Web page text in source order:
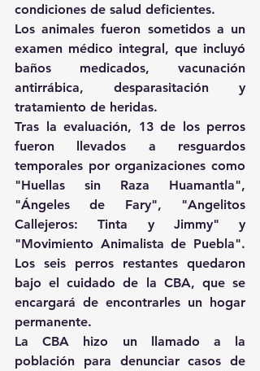
condiciones de salud deficientes.
Los animales fueron sometidos a un
examen médico integral, que incluyó
baños medicados, vacunación
antirrábica, desparasitación y
tratamiento de heridas.
Tras la evaluación, 13 de los perros
fueron llevados a resguardos
temporales por organizaciones como
"Huellas sin Raza Huamantla",
"Ángeles de Fary", "Angelitos
Callejeros: Tinta y Jimmy" y
"Movimiento Animalista de Puebla".
Los seis perros restantes quedaron
bajo el cuidado de la CBA, que se
encargará de encontrarles un hogar
permanente.
La CBA hizo un llamado a la
población para denunciar casos de